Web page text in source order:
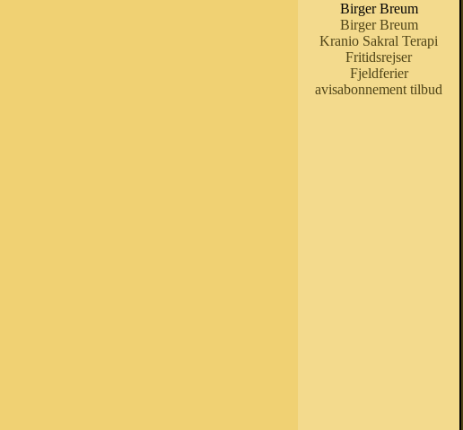
Birger Breum
Birger Breum
Kranio Sakral Terapi
Fritidsrejser
Fjeldferier
avisabonnement tilbud